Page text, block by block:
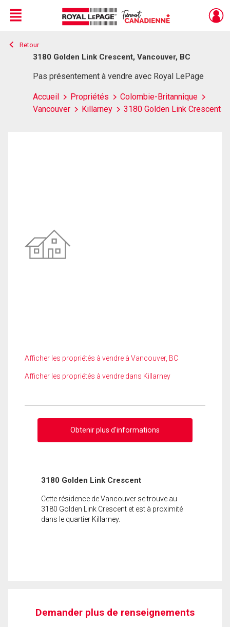
Live
En Direct
Menu
Retour
3180 Golden Link Crescent, Vancouver, BC
Pas présentement à vendre avec Royal LePage
Accueil Propriétés
Colombie-Britannique
Vancouver
Killarney 3180 Golden Link Crescent
Afficher les propriétés à vendre à Vancouver, BC
Afficher les propriétés à vendre dans Killarney
Obtenir plus d'informations
3180 Golden Link Crescent
Cette résidence de Vancouver se trouve au
3180 Golden Link Crescent et est à proximité
dans le quartier Killarney.
Demander plus de renseignements